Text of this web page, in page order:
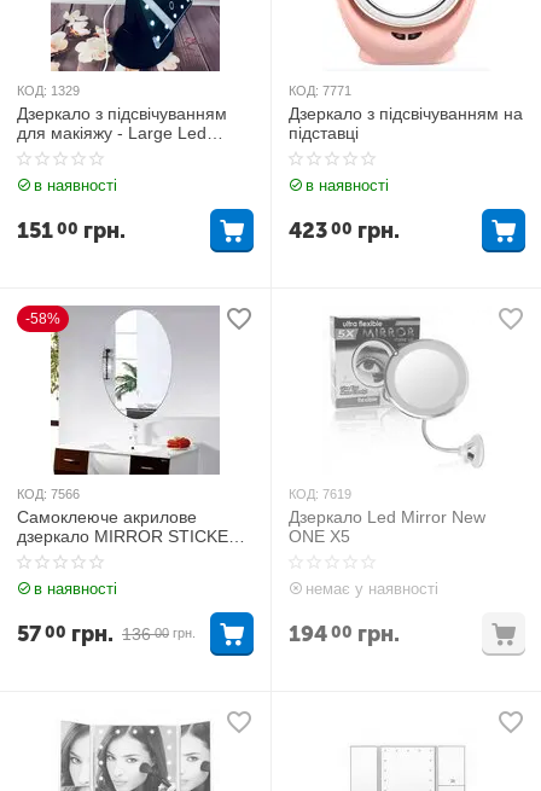
КОД: 1329
Дзеркало з підсвічуванням
для макіяжу - Large Led
Mirror Чорний
в наявності
15100 грн.
КОД: 7771
Дзеркало з підсвічуванням на
підставці
в наявності
42300 грн.
-58%
КОД: 7566
Самоклеюче акрилове
дзеркало MIRROR STICKED
ROUND
в наявності
136 00 грн.
5700 грн.
КОД: 7619
Дзеркало Led Mirror New
ONE X5
немає у наявності
19400 грн.